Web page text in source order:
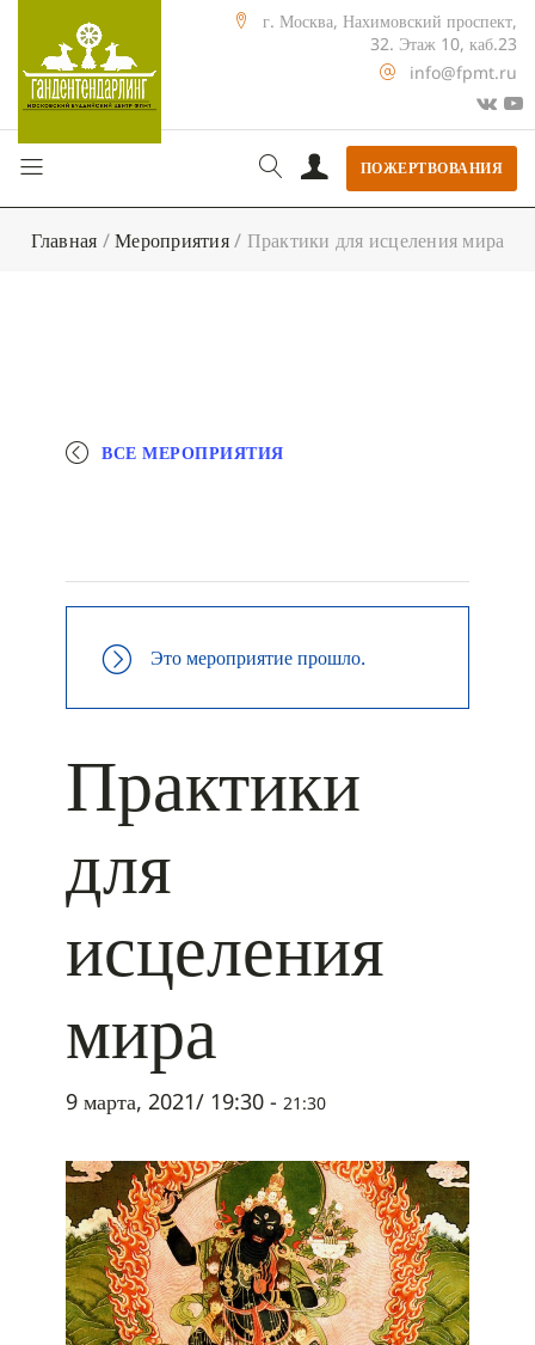
г. Москва, Нахимовский проспект,
32. Этаж 10, каб.23
info@fpmt.ru
ПОЖЕРТВОВАНИЯ
Главная /Мероприятия/ Практики для исцеления мира
ВСЕ МЕРОПРИЯТИЯ
Это мероприятие прошло.
Практики
для
исцеления
мира
9 марта, 2021/ 19:30 - 21:30